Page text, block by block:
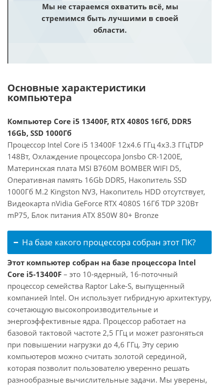
Мы не стараемся охватить всё, мы
стремимся быть лучшими в своей
области.
Основные характеристики
компьютера
Компьютер Core i5 13400F, RTX 4080S 16Гб, DDR5
16Gb, SSD 1000Гб
Процессор Intel Core i5 13400F 12x4.6 ГГц 4x3.3 ГГцTDP
148Вт, Охлаждение процессора Jonsbo CR-1200E,
Материнская плата MSI B760M BOMBER WIFI D5,
Оперативная память 16Gb DDR5, Накопитель SSD
1000Гб M.2 Kingston NV3, Накопитель HDD отсутствует,
Видеокарта nVidia GeForce RTX 4080S 16Гб TDP 320Вт
mP75, Блок питания ATX 850W 80+ Bronze
На базе какого процессора собран этот ПК?
Этот компьютер собран на базе процессора Intel
Core i5-13400F – это 10-ядерный, 16-поточный
процессор семейства Raptor Lake-S, выпущенный
компанией Intel. Он использует гибридную архитектуру,
сочетающую высокопроизводительные и
энергоэффективные ядра. Процессор работает на
базовой тактовой частоте 2,5 ГГц и может разгоняться
при повышении нагрузки до 4,6 ГГц. Эту серию
компьютеров можно считать золотой серединой,
которая позволит пользователю уверенно решать
разнообразные вычислительные задачи. Мы уверены,